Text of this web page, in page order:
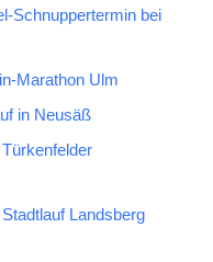
Schnuppertermin bei
Marathon Ulm
in Neusäß
Landsberg